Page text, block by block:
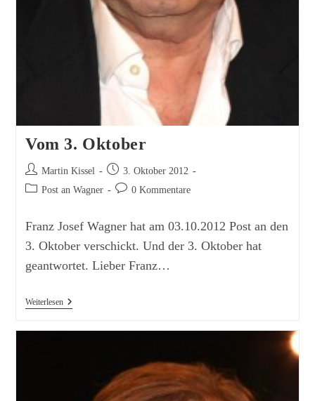
Vom 3. Oktober
Beitrags-
Autor:
Martin Kissel
Beitrag
veröffentlicht:
3. Oktober 2012
Beitrags-
Post an Wagner
Beitrags-0 Kommentare
Franz Josef Wagner hat am 03.10.2012 Post an den
3. Oktober verschickt. Und der 3. Oktober hat
geantwortet. Lieber Franz…
WeiterlesenVom